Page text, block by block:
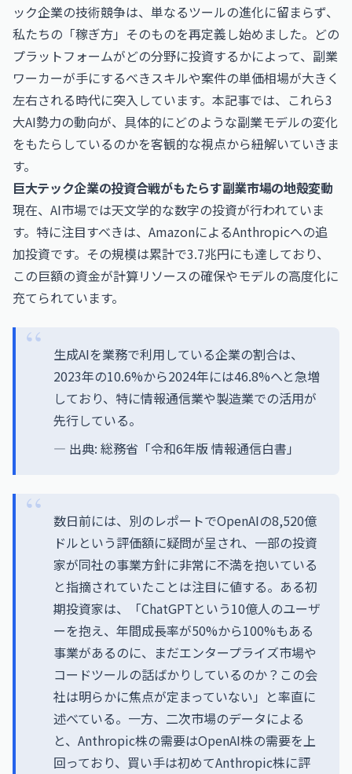
ック企業の技術競争は、単なるツールの進化に留まらず、
私たちの「稼ぎ方」そのものを再定義し始めました。どの
プラットフォームがどの分野に投資するかによって、副業
ワーカーが手にするべきスキルや案件の単価相場が大きく
左右される時代に突入しています。本記事では、これら3
大AI勢力の動向が、具体的にどのような副業モデルの変化
をもたらしているのかを客観的な視点から紐解いていきま
す。
巨大テック企業の投資合戦がもたらす副業市場の地殻変動
現在、AI市場では天文学的な数字の投資が行われていま
す。特に注目すべきは、AmazonによるAnthropicへの追
加投資です。その規模は累計で3.7兆円にも達しており、
この巨額の資金が計算リソースの確保やモデルの高度化に
充てられています。
生成AIを業務で利用している企業の割合は、
2023年の10.6%から2024年には46.8%へと急増
しており、特に情報通信業や製造業での活用が
先行している。
— 出典: 総務省「令和6年版 情報通信白書」
数日前には、別のレポートでOpenAIの8,520億
ドルという評価額に疑問が呈され、一部の投資
家が同社の事業方針に非常に不満を抱いている
と指摘されていたことは注目に値する。ある初
期投資家は、「ChatGPTという10億人のユーザ
ーを抱え、年間成長率が50%から100%もある
事業があるのに、まだエンタープライズ市場や
コードツールの話ばかりしているのか？この会
社は明らかに焦点が定まっていない」と率直に
述べている。一方、二次市場のデータによる
と、Anthropic株の需要はOpenAI株の需要を上
回っており、買い手は初めてAnthropic株に評